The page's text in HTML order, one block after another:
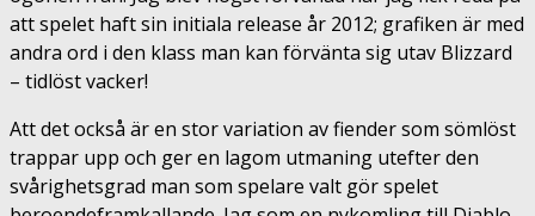
att spelet haft sin initiala release år 2012; grafiken är med
andra ord i den klass man kan förvänta sig utav Blizzard
– tidlöst vacker!
Att det också är en stor variation av fiender som sömlöst
trappar upp och ger en lagom utmaning utefter den
svårighetsgrad man som spelare valt gör spelet